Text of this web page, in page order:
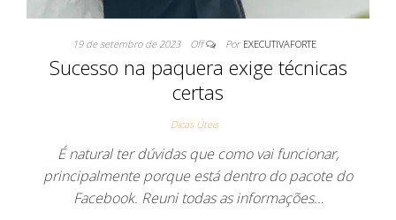
19 de setembro de 2023 Off Por EXECUTIVAFORTE
Sucesso na paquera exige técnicas
certas
Dicas Úteis
É natural ter dúvidas que como vai funcionar,
principalmente porque está dentro do pacote do
Facebook. Reuni todas as informações…